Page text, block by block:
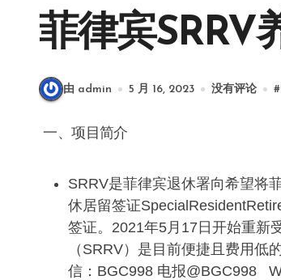
菲律宾SRRV
由 admin 5 月 16, 2023 没有评论 #
一、项目简介
SRRV是菲律宾退休署向希望将
休居留签证
签证。2021年5月17日开始重新
（SRRV）是目前便捷且费用
信：BGC998 电报@BGC998